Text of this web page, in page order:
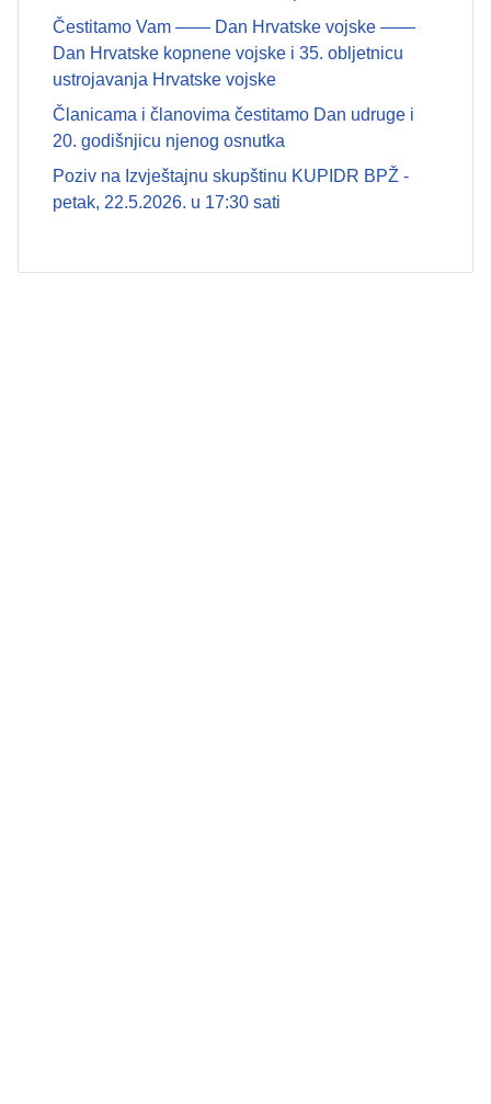
Čestitamo Vam —— Dan Hrvatske vojske ——
Dan Hrvatske kopnene vojske i 35. obljetnicu
ustrojavanja Hrvatske vojske
Članicama i članovima čestitamo Dan udruge i
20. godišnjicu njenog osnutka
Poziv na Izvještajnu skupštinu KUPIDR BPŽ -
petak, 22.5.2026. u 17:30 sati